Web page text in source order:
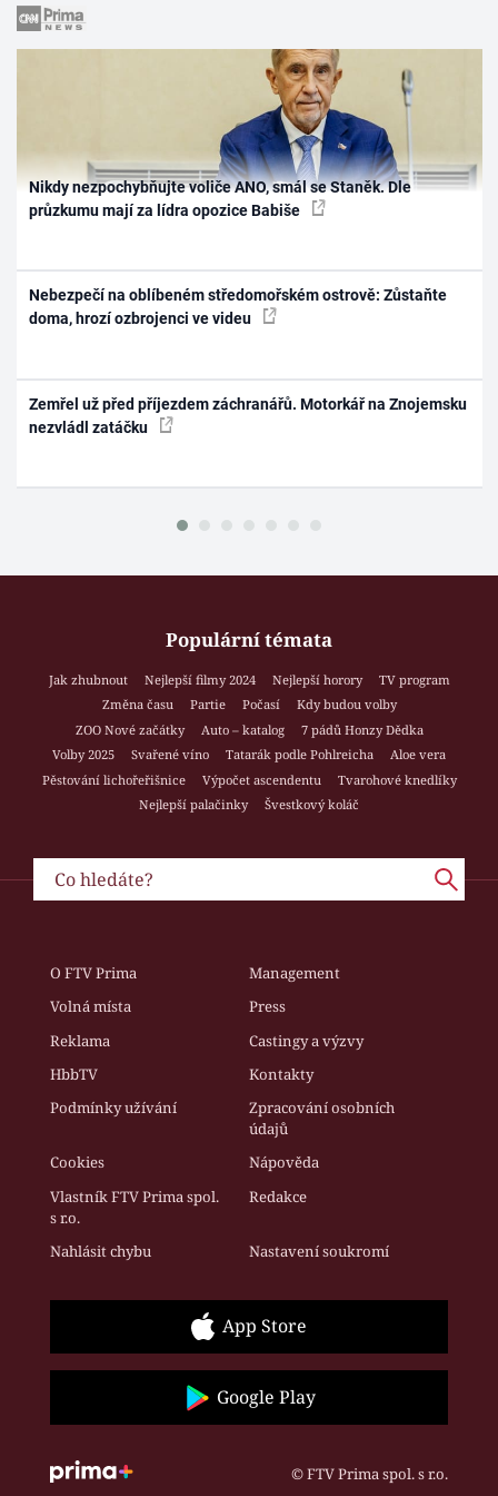
Nikdy nezpochybňujte voliče ANO, smál se Staněk. Dle
průzkumu mají za lídra opozice Babiše
Nebezpečí na oblíbeném středomořském ostrově: Zůstaňte
doma, hrozí ozbrojenci ve videu
Zemřel už před příjezdem záchranářů. Motorkář na Znojemsku
nezvládl zatáčku
Populární témata
Jak zhubnout Nejlepší filmy 2024 Nejlepší horory
TV program
Změna času
Partie Počasí
Kdy budou volby
ZOO Nové začátky
Auto – katalog
7 pádů Honzy Dědka
Volby 2025
Svařené víno Tatarák podle Pohlreicha
Aloe vera
Pěstování lichořeřišnice
Výpočet ascendentu
Tvarohové knedlíky
Nejlepší palačinky
Švestkový koláč
O FTV Prima
Management
Volná místa
Press
Reklama
Castingy a výzvy
HbbTV
Kontakty
Podmínky užívání
Zpracování osobních
údajů
Cookies
Nápověda
Vlastník FTV Prima spol.
s r.o.
Redakce
Nahlásit chybu Nastavení soukromí
App Store
Google Play
© FTV Prima spol. s r.o.